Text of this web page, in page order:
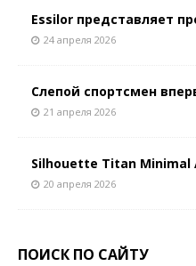
Essilor представляет
24 апреля 2026
Слепой спортсмен
21 апреля 2026
Silhouette Titan Minimal
20 апреля 2026
ПОИСК ПО САЙТУ